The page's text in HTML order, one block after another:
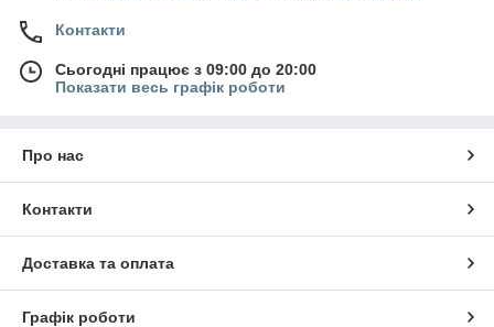
Контакти
Сьогодні працює з 09:00 до 20:00
Показати весь графік роботи
Про нас
Контакти
Доставка та оплата
Графік роботи